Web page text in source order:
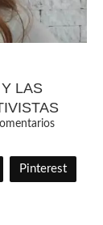
LAS
Pinterest